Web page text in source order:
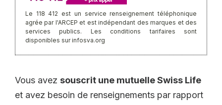
Le 118 412 est un service renseignement téléphonique
agrée par l'ARCEP et est indépendant des marques et des
services publics. Les conditions tarifaires sont
disponibles sur infosva.org
Vous avez souscrit une mutuelle Swiss Life
et avez besoin de renseignements par rapport